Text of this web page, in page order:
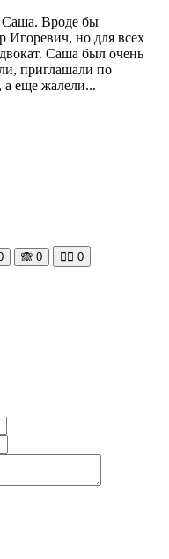
Саша. Вроде бы
Игоревич, но для всех
Саша был очень
приглашали по
а еще жалели...
🙈 0 🧘‍♀️ 0